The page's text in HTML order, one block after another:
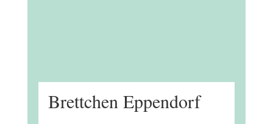
Brettchen Eppendorf